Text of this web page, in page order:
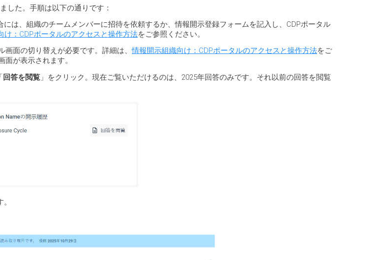
した。手順は以下の通りです：
は、組織のチームメンバーに招待を依頼するか、情報開示登録フォームを記入し、CDPポータル
け：CDPポータルのアクセスと操作方法をご参照ください。
画面の切り替えが必要です。詳細は、情報開示組織向け：CDPポータルのアクセスと操作方法をご
が表示されます。
回答を閲覧 」をクリック。現在ご覧いただけるのは、2025年回答のみです。それ以前の回答を閲覧